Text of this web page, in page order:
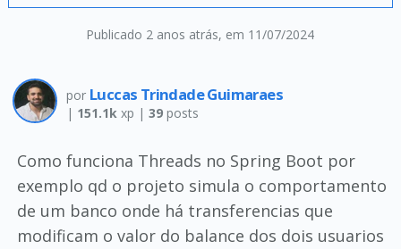
Publicado 2 anos atrás, em 11/07/2024
por Luccas Trindade Guimaraes
| 151.1kxp | 39posts
Como funciona Threads no Spring Boot por
exemplo qd o projeto simula o comportamento
de um banco onde há transferencias que
modificam o valor do balance dos dois usuarios